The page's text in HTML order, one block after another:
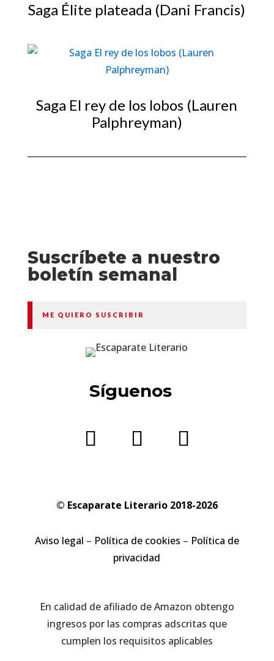
Saga Élite plateada (Dani Francis)
Saga El rey de los lobos (Lauren
Palphreyman)
Suscríbete a nuestro
boletín semanal
ME QUIERO SUSCRIBIR
Síguenos
© Escaparate Literario 2018-2026
Aviso legal – Política de cookies – Política de
privacidad
En calidad de afiliado de Amazon obtengo
ingresos por las compras adscritas que
cumplen los requisitos aplicables